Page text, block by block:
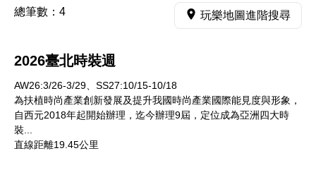
總筆數： 4 玩樂地圖進階搜尋
2026臺北時裝週
AW26:3/26-3/29、SS27:10/15-10/18
為扶植時尚產業創新發展及提升我國時尚產業國際能見度與形象，
自西元2018年起開始辦理，迄今辦理9屆，定位成為亞洲四大時
裝...
直線距離19.45公里